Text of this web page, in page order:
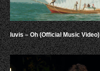
luvis – Oh (Official Music Video)